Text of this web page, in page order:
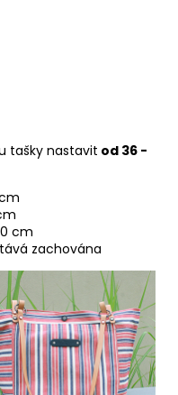
tašky nastavit od 36 -
cm
zachována